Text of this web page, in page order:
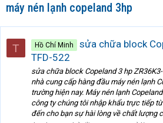
máy nén lạnh copeland 3hp
T Hồ Chí Minh
sửa chữa block
TFD-522
sửa chữa block Copeland 3 hp
nhà cung cấp hàng đầu máy nén lạnh
trường hiện nay. Máy nén lạnh
công ty chúng tôi nhập khẩu trực tiếp
đến cho bạn sự hài lòng về chất lượng